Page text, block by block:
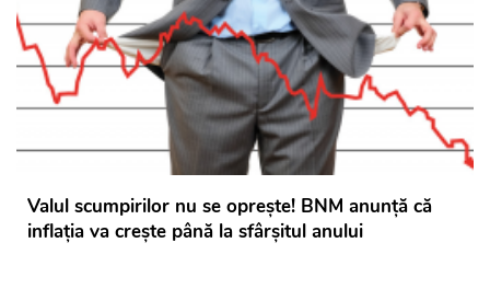
Valul scumpirilor nu se oprește! BNM anunță că
inflația va crește până la sfârșitul anului